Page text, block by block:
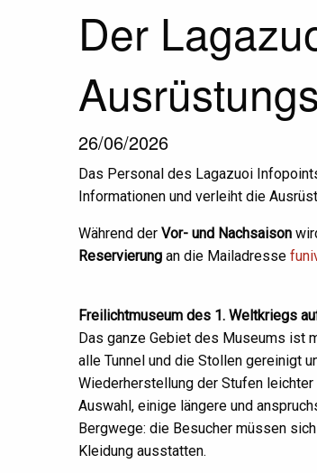
Der
26/06/2026
Das Personal des Lagazuoi
Informationen und verleiht die
Während der Vor- und Nachsaison
Reservierung an die Mailadresse
Freilichtmuseum des 1. Weltkriegs
Das ganze Gebiet des Museums ist
alle Tunnel und die Stollen gereinigt
Wiederherstellung der Stufen
Auswahl, einige längere und
Bergwege: die Besucher müssen
Kleidung ausstatten.